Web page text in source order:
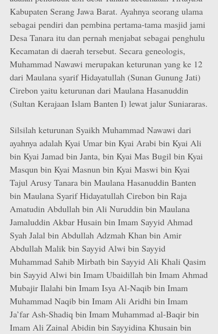
Kabupaten Serang Jawa Barat. Ayahnya seorang ulama
sebagai pendiri dan pembina pertama-tama masjid jami
Desa Tanara itu dan pernah menjabat sebagai penghulu
Kecamatan di daerah tersebut. Secara geneologis,
Muhammad Nawawi merupakan keturunan yang ke 12
dari Maulana syarif Hidayatullah (Sunan Gunung Jati)
Cirebon yaitu keturunan dari Maulana Hasanuddin
(Sultan Kerajaan Islam Banten I) lewat jalur Suniararas.
Silsilah keturunan Syaikh Muhammad Nawawi dari
ayahnya adalah Kyai Umar bin Kyai Arabi bin Kyai Ali
bin Kyai Jamad bin Janta, bin Kyai Mas Bugil bin Kyai
Masqun bin Kyai Masnun bin Kyai Maswi bin Kyai
Tajul Arusy Tanara bin Maulana Hasanuddin Banten
bin Maulana Syarif Hidayatullah Cirebon bin Raja
Amatudin Abdullah bin Ali Nuruddin bin Maulana
Jamaluddin Akbar Husain bin Imam Sayyid Ahmad
Syah Jalal bin Abdullah Adzmah Khan bin Amir
Abdullah Malik bin Sayyid Alwi bin Sayyid
Muhammad Sahib Mirbath bin Sayyid Ali Khali Qasim
bin Sayyid Alwi bin Imam Ubaidillah bin Imam Ahmad
Mubajir Ilalahi bin Imam Isya Al-Naqib bin Imam
Muhammad Naqib bin Imam Ali Aridhi bin Imam
Ja’far Ash-Shadiq bin Imam Muhammad al-Baqir bin
Imam Ali Zainal Abidin bin Sayyidina Khusain bin